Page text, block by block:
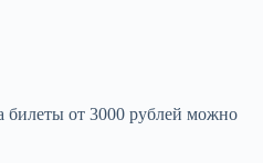
от 3000 рублей можно